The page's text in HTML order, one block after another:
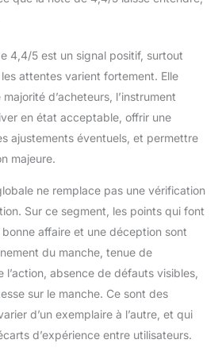
4,4/5 est un signal positif, surtout
attentes varient fortement. Elle
d’acheteurs, l’instrument
en état acceptable, offrir une
ajustements éventuels, et permettre
majeure.
ne remplace pas une vérification
Sur ce segment, les points qui font
affaire et une déception sont
du manche, tenue de
l’action, absence de défauts visibles,
sur le manche. Ce sont des
d’un exemplaire à l’autre, et qui
d’expérience entre utilisateurs.